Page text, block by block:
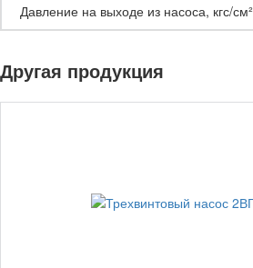
Давление на выходе из насоса, кгс/см²
Другая продукция